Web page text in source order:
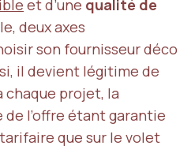
et d’une qualité de
deux axes
son fournisseur déco
il devient légitime de
chaque projet, la
l’offre étant garantie
que sur le volet